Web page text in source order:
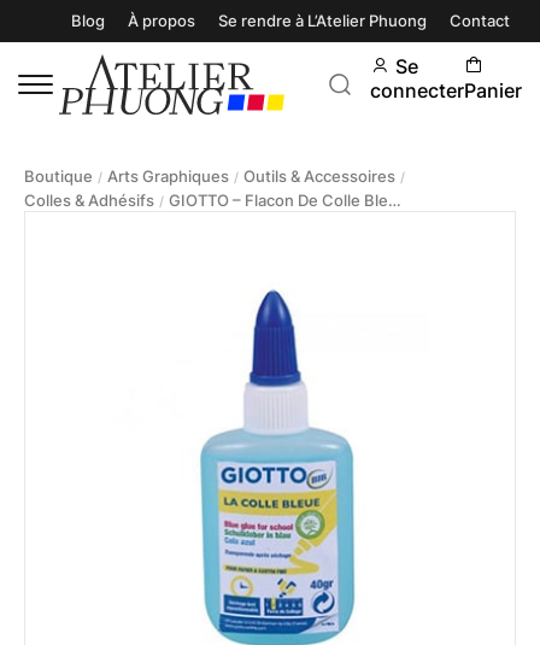
Blog À propos Se rendre à L’Atelier Phuong Contact
Se
connecterPanier
Boutique / Arts Graphiques / Outils & Accessoires /
Colles & Adhésifs / GIOTTO – Flacon De Colle Bleue 40g